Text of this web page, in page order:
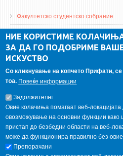
Факултетско студентско собрание
ДА Винчи магазин
Алумни асоцијација
ГАЛЕРИЈА
НИЕ КОРИСТИМЕ
ЗА ДА ГО ПОДОБРИМЕ
ИСКУСТВО
Со кликнување на копчето Прифати, се
тоа. Повеќе информации
Задолжителнi
Овие колачиња помагаат веб-
овозможување на основни функции како
пристап до безбедни области на веб-
може да функционира правилно без
Препорачани